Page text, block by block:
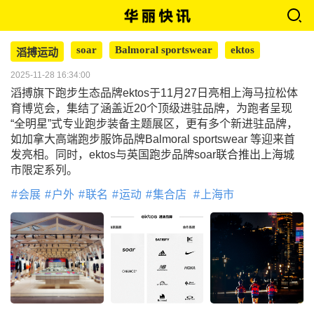
滔搏运动 soar Balmoral sportswear ektos
2025-11-28 16:34:00
滔搏旗下跑步生态品牌ektos于11月27日亮相上海马拉松体
育博览会，集结了涵盖近20个顶级进驻品牌，为跑者呈现
“全明星”式专业跑步装备主题展区，更有多个新进驻品牌，
如加拿大高端跑步服饰品牌Balmoral sportswear 等迎来首
发亮相。同时，ektos与英国跑步品牌soar联合推出上海城
市限定系列。
会展 户外 联名 运动 集合店 上海市